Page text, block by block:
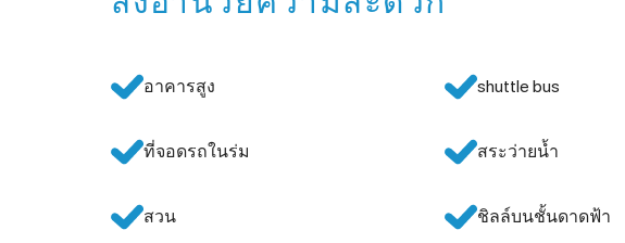
อาคารสูง shuttle bus
ที่จอดรถในร่ม สระว่ายน้ำ
สวน ชิลล์บนชั้นดาดฟ้า